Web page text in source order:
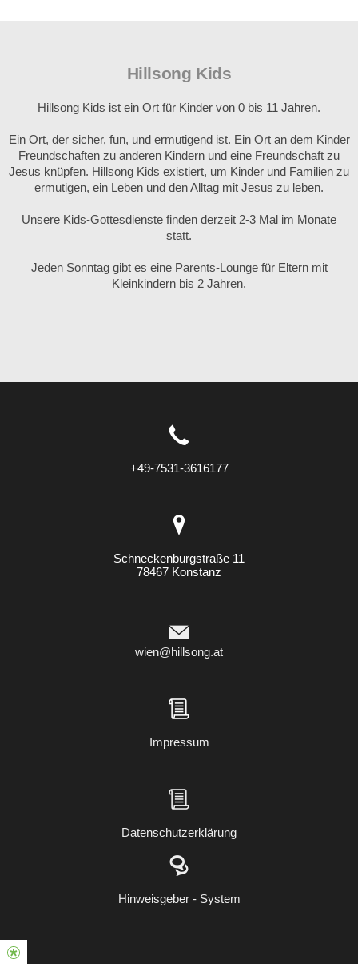
Hillsong Kids
Hillsong Kids ist ein Ort für Kinder von 0 bis 11 Jahren.
Ein Ort, der sicher, fun, und ermutigend ist. Ein Ort an dem Kinder
Freundschaften zu anderen Kindern und eine Freundschaft zu
Jesus knüpfen. Hillsong Kids existiert, um Kinder und Familien zu
ermutigen, ein Leben und den Alltag mit Jesus zu leben.
Unsere Kids-Gottesdienste finden derzeit 2-3 Mal im Monate
statt.
Jeden Sonntag gibt es eine Parents-Lounge für Eltern mit
Kleinkindern bis 2 Jahren.
+49-7531-3616177
Schneckenburgstraße 11
78467 Konstanz
wien@hillsong.at
Impressum
Datenschutzerklärung
Hinweisgeber - System